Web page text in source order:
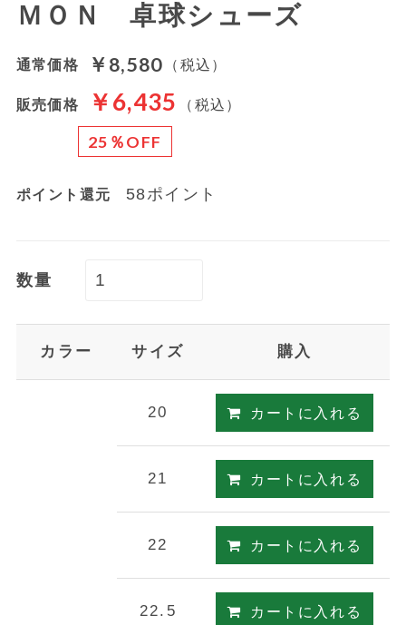
ＭＯＮ 卓球シューズ
通常価格 ￥8,580 （税込）
販売価格 ￥6,435 （税込）
25％OFF
ポイント還元 58ポイント
数量
カラー サイズ 購入
20 カートに入れる
21 カートに入れる
22 カートに入れる
22.5 カートに入れる